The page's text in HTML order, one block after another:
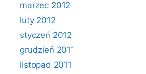
marzec 2012
luty 2012
styczeń 2012
grudzień 2011
listopad 2011